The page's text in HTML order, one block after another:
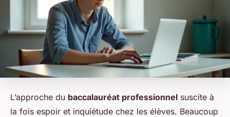
L’approche du baccalauréat professionnel suscite à
la fois espoir et inquiétude chez les élèves. Beaucoup